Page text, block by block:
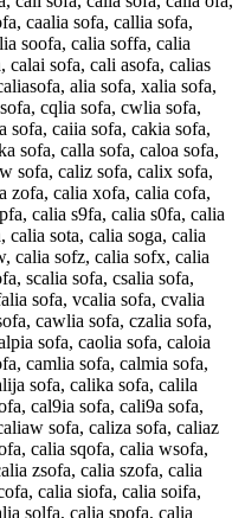
caalia sofa, callia sofa,
soofa, calia soffa, calia
calai sofa, cali asofa, calias
alia sofa, xalia sofa,
cqlia sofa, cwlia sofa,
sofa, caiia sofa, cakia sofa,
sofa, calla sofa, caloa sofa,
sofa, caliz sofa, calix sofa,
zofa, calia xofa, calia cofa,
calia s9fa, calia s0fa, calia
calia sota, calia soga, calia
calia sofz, calia sofx, calia
scalia sofa, csalia sofa,
sofa, vcalia sofa, cvalia
cawlia sofa, czalia sofa,
sofa, caolia sofa, caloia
camlia sofa, calmia sofa,
sofa, calika sofa, calila
cal9ia sofa, cali9a sofa,
sofa, caliza sofa, caliaz
calia sqofa, calia wsofa,
zsofa, calia szofa, calia
calia siofa, calia soifa,
solfa, calia spofa, calia